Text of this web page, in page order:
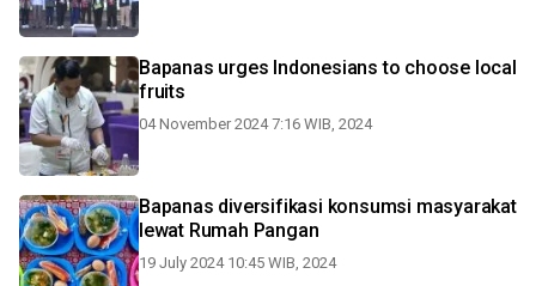
Bapanas urges Indonesians to choose local
fruits
04 November 2024 7:16 WIB, 2024
Bapanas diversifikasi konsumsi masyarakat
lewat Rumah Pangan
19 July 2024 10:45 WIB, 2024